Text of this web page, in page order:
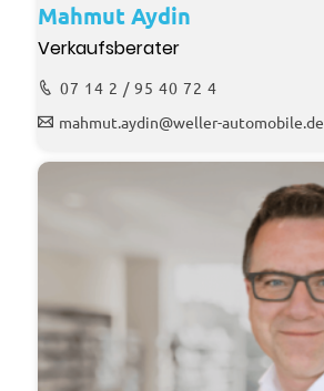
Mahmut Aydin
Verkaufsberater
07 14 2 / 95 40 72 4
mahmut.aydin@weller-automobile.de